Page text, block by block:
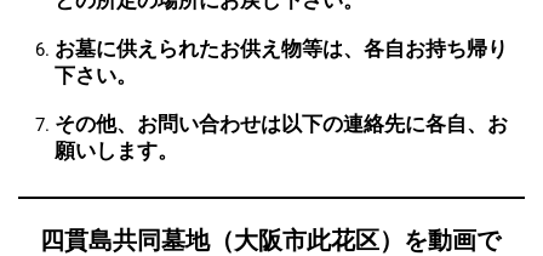
お墓に供えられたお供え物等は、各自お持ち帰り
下さい。
その他、お問い合わせは以下の連絡先に各自、お
願いします。
四貫島共同墓地（大阪市此花区）を動画で